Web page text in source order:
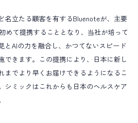
名立たる顧客を有するBluenoteが、主要
めて提携することとなり、当社が培って
とAIの力を融合し、かつてないスピード
できます。この提携により、日本に新し
までより早くお届けできるようになるこ
シミックはこれからも日本のヘルスケア